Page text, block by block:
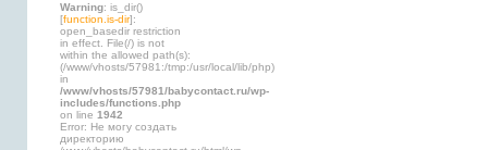
Warning: is_dir()
[function.is-dir]:
open_basedir restriction
in effect. File(/) is not
within the allowed path(s):
(/www/vhosts/57981:/tmp:/usr/local/lib/php)
in
/www/vhosts/57981/babycontact.ru/wp-
includes/functions.php
on line 1942
Error: Не могу создать
директорию